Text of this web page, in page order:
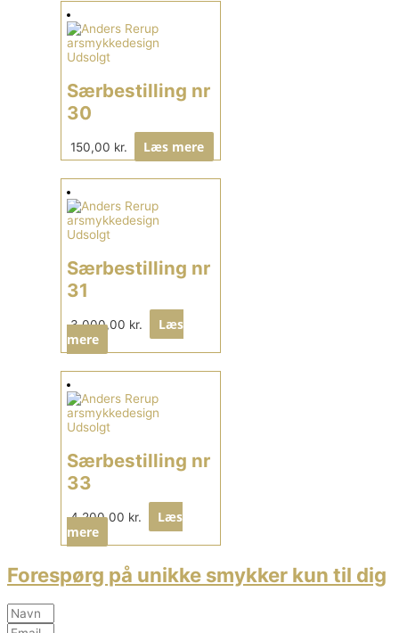
Udsolgt
Særbestilling nr
30
150,00 kr. Læs mere
Udsolgt
Særbestilling nr
31
3.000,00 kr.
Læs
mere
Udsolgt
Særbestilling nr
33
4.200,00 kr.
Læs
mere
Forespørg på unikke smykker kun til dig